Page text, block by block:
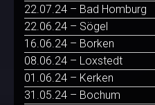
22.07.24 – Bad Homburg
22.06.24 – Sögel
16.06.24 – Borken
08.06.24 – Loxstedt
01.06.24 – Kerken
31.05.24 – Bochum